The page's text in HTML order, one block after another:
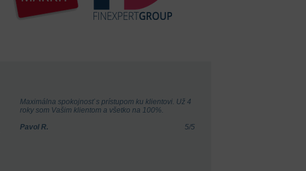
Maximálna spokojnosť s prístupom ku klientovi. Už 4
roky som Vašim klientom a všetko na 100%.
5/5
Pavol R.